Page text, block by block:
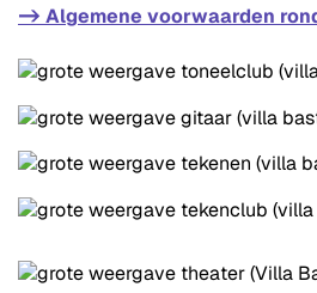
-> Algemene voorwaarden